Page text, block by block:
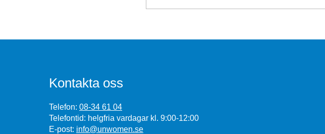
Kontakta oss
Telefon: 08-34 61 04
Telefontid: helgfria vardagar kl. 9:00-12:00
E-post: info@unwomen.se